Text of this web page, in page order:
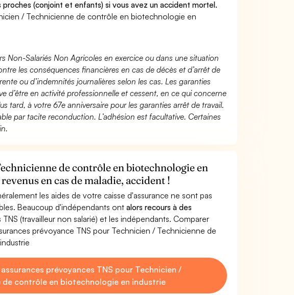
proches (conjoint et enfants) si vous avez un accident mortel.
/ Technicienne de contrôle en biotechnologie en
Non-Salariés Non Agricoles en exercice ou dans une situation
les conséquences financières en cas de décès et d’arrêt de
ou d’indemnités journalières selon les cas. Les garanties
d’être en activité professionnelle et cessent, en ce qui concerne
tard, à votre 67e anniversaire pour les garanties arrêt de travail.
par tacite reconduction. L’adhésion est facultative. Certaines
de contrôle en biotechnologie en
en cas de maladie, accident !
les aides de votre caisse d'assurance ne sont pas
Beaucoup d'indépendants ontalors recours à des
(travailleur non salarié) et les indépendants. Comparer
prévoyance TNS pour Technicien / Technicienne de
prévoyances TNS pour Technicien /
de contrôle en biotechnologie en industrie